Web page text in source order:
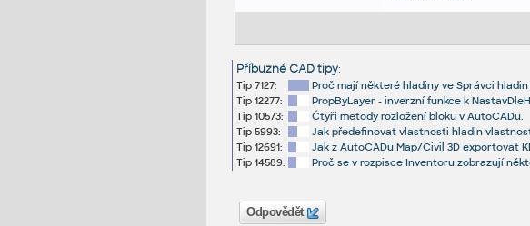
Příbuzné CAD tipy:
Tip 7127:
Proč mají některé hladiny ve Správci
Tip 12277:
PropByLayer - inverzní funkce k
Tip 10573:
Čtyři metody rozložení bloku v AutoCADu.
Tip 5993:
Jak předefinovat vlastnosti hladin
Tip 12691:
Jak z AutoCADu Map/Civil 3D exportovat
Tip 14589:
Proč se v rozpisce Inventoru zobrazují
Odpovědět